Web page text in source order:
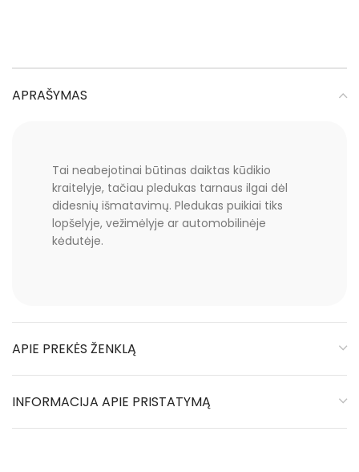
APRAŠYMAS
Tai neabejotinai būtinas daiktas kūdikio
kraitelyje, tačiau pledukas tarnaus ilgai dėl
didesnių išmatavimų. Pledukas puikiai tiks
lopšelyje, vežimėlyje ar automobilinėje
kėdutėje.
APIE PREKĖS ŽENKLĄ
INFORMACIJA APIE PRISTATYMĄ